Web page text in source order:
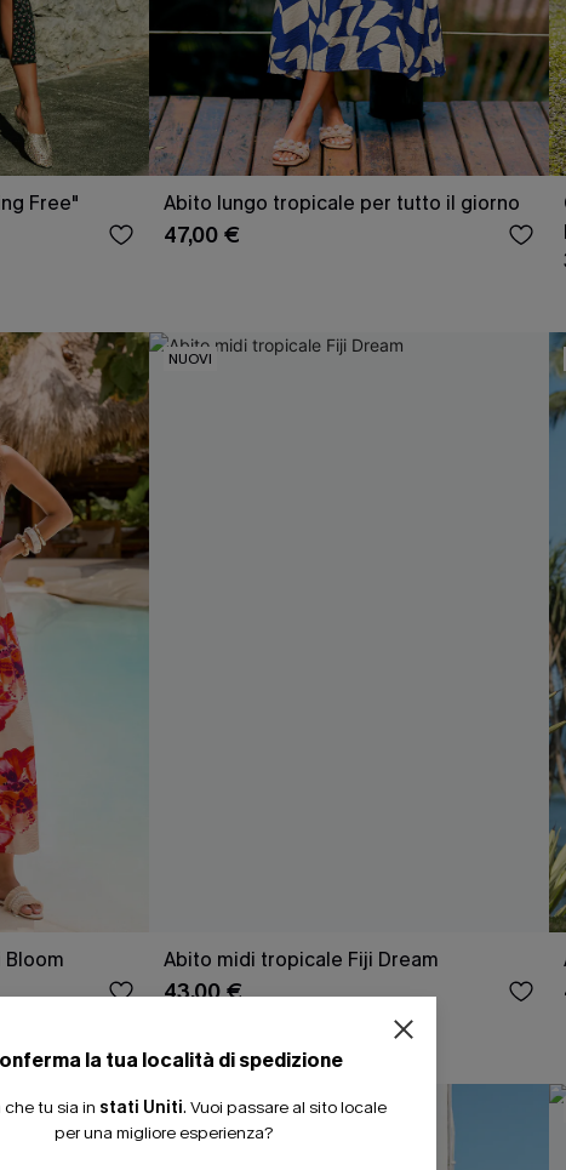
Free" Abito lungo tropicale per tutto il giorno
47,00 €
NUOVI
Abito midi tropicale Fiji Dream
43,00 €
NUOVI
la tua località di spedizione
che tu sia in stati Uniti. Vuoi passare al sito locale
per una migliore esperienza?
ISCRIVITI PER
15% DI SCONTO SENZA MINIMO
20% DI SCONTO SU 2 O PIÙ